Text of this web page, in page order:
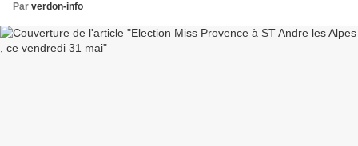
Par verdon-info